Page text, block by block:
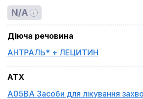
N/A
Діюча речовина
АНТРАЛЬ* + ЛЕЦИТИН
ATX
A05BA Засоби для лікування